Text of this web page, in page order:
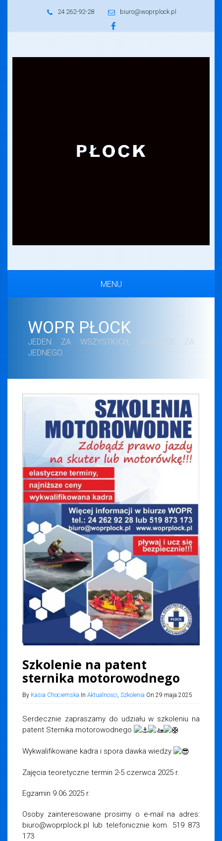
24 262-92-28 biuro@woprplock.pl
MENU
WOPR PŁOCK
JEDEN ZA WSZYSTKICH, WSZYSCY ZA
JEDNEGO.
Szkolenie na patent
sternika motorowodnego
By Kasia Chociemska In Aktualności, Szkolenia On 29 maja 2025
Serdecznie zapraszamy do udziału w szkoleniu na
patent Sternika motorowodnego
Wykwalifikowane kadra i spora dawka wiedzy
Zajęcia teoretyczne termin 2-5 czerwca 2025 r.
Egzamin 9.06.2025 r.
Osoby zainteresowane prosimy o e-mail na adres:
biuro@woprplock.pl lub telefonicznie kom. 519 873
173